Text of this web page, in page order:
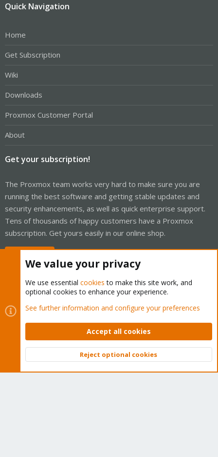
Quick Navigation
Home
Get Subscription
Wiki
Downloads
Proxmox Customer Portal
About
Get your subscription!
The Proxmox team works very hard to make sure you are
running the best software and getting stable updates and
security enhancements, as well as quick enterprise support.
Tens of thousands of happy customers have a Proxmox
subscription. Get yours easily in our online shop.
Cookies
Proxmox Support Forum - Light Mode
Contact us
Terms and rules Privacy policy Help Home
Community platform by XenForo © 2010-2026 XenForo Ltd.
Top
We value your privacy
We use essential cookies to make this site work, and
optional cookies to enhance your experience.
See further information and configure your preferences
Accept all cookies
Reject optional cookies